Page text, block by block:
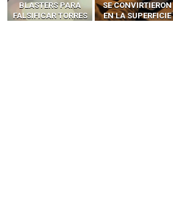
SE CONVIRTIERON
EN LA SUPERFICIE
CUALQUIER MÓVIL
CON ATAQUES